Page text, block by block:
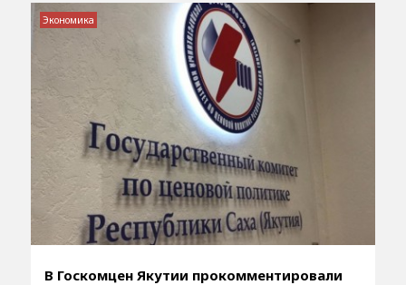
В Госкомцен Якутии прокомментировали
Экономика